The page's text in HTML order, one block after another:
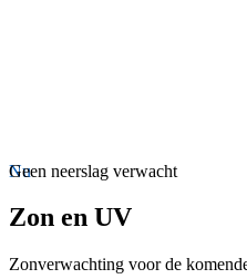
Nu
Geen neerslag verwacht
Zon en UV
Zonverwachting voor de